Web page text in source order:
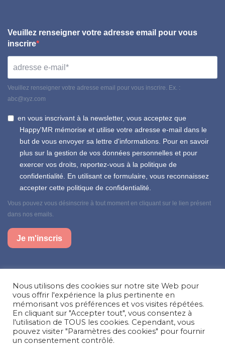
Veuillez renseigner votre adresse email pour vous
inscrire
Veuillez renseigner votre adresse email pour vous inscrire. Ex. :
abc@xyz.com
en vous inscrivant à la newsletter, vous acceptez que
Happy'MR mémorise et utilise votre adresse e-mail dans le
but de vous envoyer sa lettre d'informations. Pour en savoir
plus sur la gestion de vos données personnelles et pour
exercer vos droits, reportez-vous à la politique de
confidentialité. En utilisant ce formulaire, vous reconnaissez
accepter cette politique de confidentialité.
Vous pouvez vous désinscrire à tout moment en cliquant sur le lien présent
dans nos emails.
Je m'inscris
Facebook
Instagram
LinkedIn
Besoin d’aide, une question ?
Nous contacter
Nous utilisons des cookies sur notre site Web pour
vous offrir l'expérience la plus pertinente en
mémorisant vos préférences et vos visites répétées.
En cliquant sur "Accepter tout", vous consentez à
l'utilisation de TOUS les cookies. Cependant, vous
pouvez visiter "Paramètres des cookies" pour fournir
un consentement contrôlé.